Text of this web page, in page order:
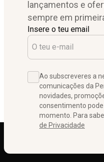
lançamentos e
sempre em
Insere o teu email
Ao subscreveres a
comunicações da
novidades,
consentimento
momento. Para
de Privacidade